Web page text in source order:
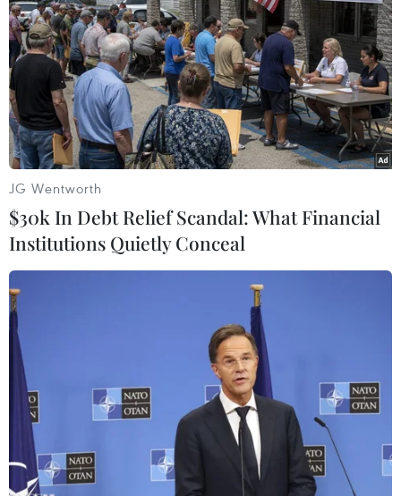
đòi nợ bằng hình thức đe dọa, khủng bố, sau đó
sẽ được các ngân hàng và công ty tài chính trả
cho từ 25-35% trên tổng số tiền thu được.
Cơ quan chức năng kiểm tra, khám xét, thu giữ vật chứng tại
nơi làm việc của các đối tượng. (Ảnh: TTXVN phát)
Ngày 31/3, theo thông tin từ Công an tỉnh Tiền
Giang, qua công tác điều tra chuyên án cưỡng
đoạt tài sản liên quan đến Công ty Luật Trách
JG Wentworth
$30k In Debt Relief Scandal: What Financial
Institutions Quietly Conceal